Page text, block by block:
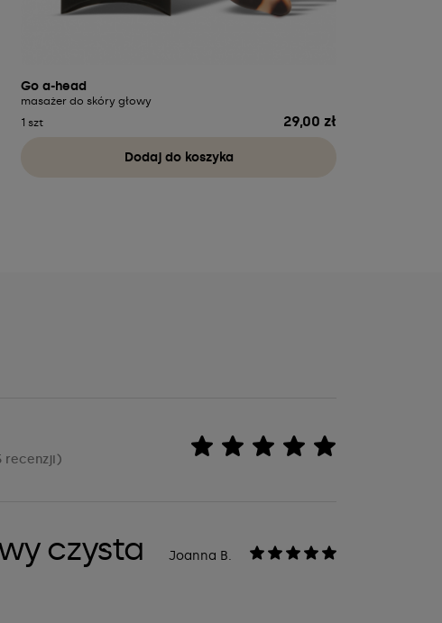
Go a-head
masażer do skóry głowy
1 szt
Cena
29,00 zł
Dodaj do koszyka
recenzji)
Joanna B.
czysta